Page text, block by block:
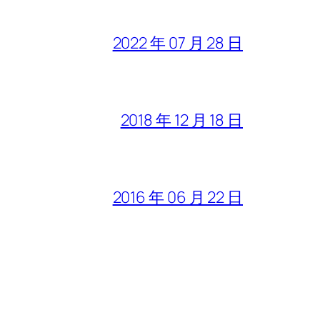
2022 年 07 月 28 日
2018 年 12 月 18 日
2016 年 06 月 22 日